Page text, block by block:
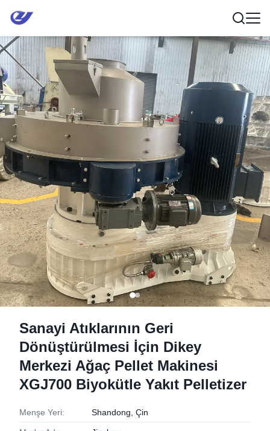
Sanayi Atıklarının Geri
Dönüştürülmesi İçin Dikey
Merkezi Ağaç Pellet Makinesi
XGJ700 Biyokütle Yakıt Pelletizer
Menşe Yeri: Shandong, Çin